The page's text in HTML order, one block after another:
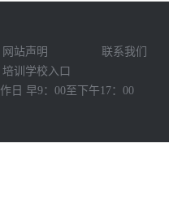
网站声明
联系我们
培训学校入口
日 早9：00至下午17：00